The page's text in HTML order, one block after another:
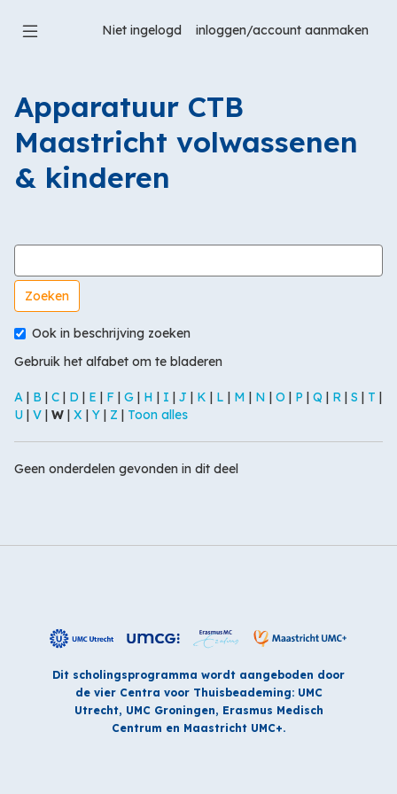
naar
Niet ingelogd
Apparatuur CTB
Maastricht volwassenen
& kinderen
Zoek in woordenlijst naar
Ook in beschrijving zoeken
Gebruik het alfabet om te bladeren
A | B | C | D | E | F | G | H | I | J | K | L | M | N | O | P | Q | R | S | T |
U | V | W | X | Y | Z | Toon alles
Geen onderdelen gevonden in dit deel
Dit scholingsprogramma wordt aangeboden door
de vier Centra voor Thuisbeademing: UMC
Utrecht, UMC Groningen, Erasmus Medisch
Centrum en Maastricht UMC+.